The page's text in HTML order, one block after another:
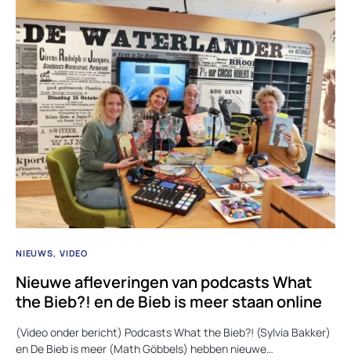
NIEUWS VIDEO
Nieuwe afleveringen van podcasts What
the Bieb?! en de Bieb is meer staan online
(Video onder bericht) Podcasts What the Bieb?! (Sylvia Bakker)
en De Bieb is meer (Math Göbbels) hebben nieuwe…